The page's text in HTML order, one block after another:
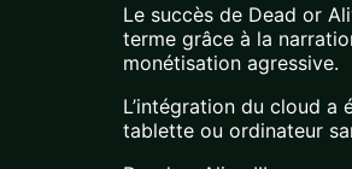
Le succès de Dead or
terme grâce à la
monétisation agressive.
L’intégration du cloud
tablette ou ordinateur